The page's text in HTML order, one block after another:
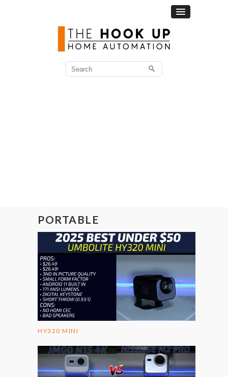
Search
for:
PORTABLE
HY320 MINI